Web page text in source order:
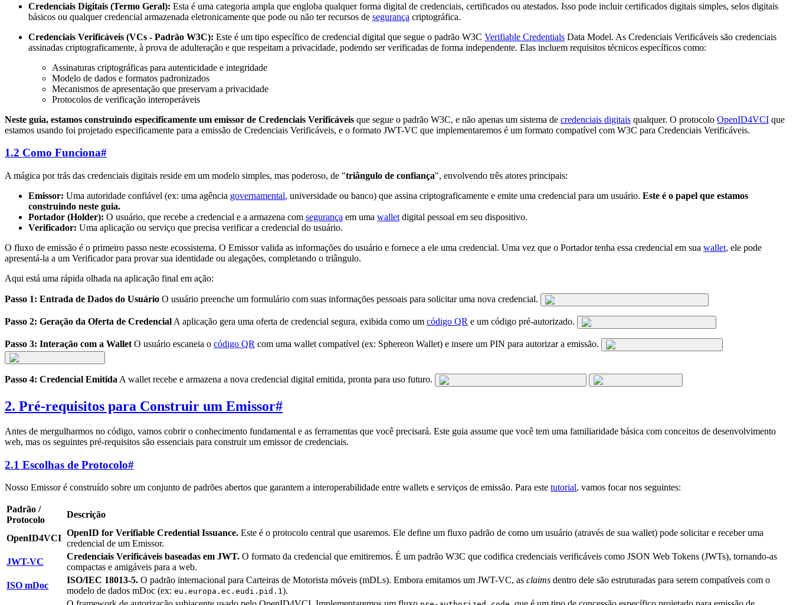
Credenciais Digitais (Termo Geral): Esta é uma categoria ampla que engloba qualquer forma digital de credenciais, certificados ou atestados. Isso pode incluir certificados digitais simples, selos digitais
básicos ou qualquer credencial armazenada eletronicamente que pode ou não ter recursos de segurança criptográfica.
Credenciais Verificáveis (VCs - Padrão W3C): Este é um tipo específico de credencial digital que segue o padrão W3C Verifiable Credentials Data Model. As Credenciais Verificáveis são credenciais
assinadas criptograficamente, à prova de adulteração e que respeitam a privacidade, podendo ser verificadas de forma independente. Elas incluem requisitos técnicos específicos como:
Assinaturas criptográficas para autenticidade e integridade
Modelo de dados e formatos padronizados
Mecanismos de apresentação que preservam a privacidade
Protocolos de verificação interoperáveis
Neste guia, estamos construindo especificamente um emissor de Credenciais Verificáveis que segue o padrão W3C, e não apenas um sistema de credenciais digitais qualquer. O protocolo OpenID4VCI que
estamos usando foi projetado especificamente para a emissão de Credenciais Verificáveis, e o formato JWT-VC que implementaremos é um formato compatível com W3C para Credenciais Verificáveis.
1.2 Como Funciona#
A mágica por trás das credenciais digitais reside em um modelo simples, mas poderoso, de "triângulo de confiança", envolvendo três atores principais:
Emissor: Uma autoridade confiável (ex: uma agência governamental, universidade ou banco) que assina criptograficamente e emite uma credencial para um usuário. Este é o papel que estamos
construindo neste guia.
Portador (Holder): O usuário, que recebe a credencial e a armazena com segurança em uma wallet digital pessoal em seu dispositivo.
Verificador: Uma aplicação ou serviço que precisa verificar a credencial do usuário.
O fluxo de emissão é o primeiro passo neste ecossistema. O Emissor valida as informações do usuário e fornece a ele uma credencial. Uma vez que o Portador tenha essa credencial em sua wallet, ele pode
apresentá-la a um Verificador para provar sua identidade ou alegações, completando o triângulo.
Aqui está uma rápida olhada na aplicação final em ação:
Passo 1: Entrada de Dados do Usuário O usuário preenche um formulário com suas informações pessoais para solicitar uma nova credencial.
Passo 2: Geração da Oferta de Credencial A aplicação gera uma oferta de credencial segura, exibida como um código QR e um código pré-autorizado.
Passo 3: Interação com a Wallet O usuário escaneia o código QR com uma wallet compatível (ex: Sphereon Wallet) e insere um PIN para autorizar a emissão.
Passo 4: Credencial Emitida A wallet recebe e armazena a nova credencial digital emitida, pronta para uso futuro.
2. Pré-requisitos para Construir um Emissor#
Antes de mergulharmos no código, vamos cobrir o conhecimento fundamental e as ferramentas que você precisará. Este guia assume que você tem uma familiaridade básica com conceitos de desenvolvimento
web, mas os seguintes pré-requisitos são essenciais para construir um emissor de credenciais.
2.1 Escolhas de Protocolo#
Nosso Emissor é construído sobre um conjunto de padrões abertos que garantem a interoperabilidade entre wallets e serviços de emissão. Para este tutorial, vamos focar nos seguintes:
Padrão /
Protocolo
Descrição
OpenID4VCI
OpenID for Verifiable Credential Issuance. Este é o protocolo central que usaremos. Ele define um fluxo padrão de como um usuário (através de sua wallet) pode solicitar e receber uma
credencial de um Emissor.
JWT-VC
Credenciais Verificáveis baseadas em JWT. O formato da credencial que emitiremos. É um padrão W3C que codifica credenciais verificáveis como JSON Web Tokens (JWTs), tornando-as
compactas e amigáveis para a web.
ISO mDoc
ISO/IEC 18013-5. O padrão internacional para Carteiras de Motorista móveis (mDLs). Embora emitamos um JWT-VC, as claims dentro dele são estruturadas para serem compatíveis com o
modelo de dados mDoc (ex: eu.europa.ec.eudi.pid.1).